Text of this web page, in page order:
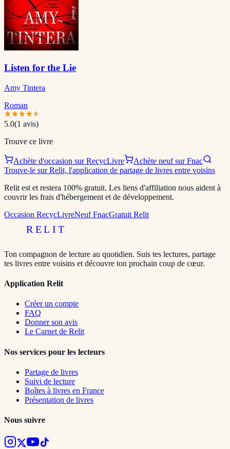
Listen for the Lie
Amy Tintera
Roman
5.0(1 avis)
Trouve ce livre
Achète d'occasion sur RecycLivre
Achète neuf sur Fnac
Trouve-le sur Relit, l'application de partage de livres entre voisins
Relit est et restera 100% gratuit. Les liens d'affiliation nous aident à
couvrir les frais d'hébergement et de développement.
Occasion RecycLivreNeuf FnacGratuit Relit
RELIT
Ton compagnon de lecture au quotidien. Suis tes lectures, partage
tes livres entre voisins et découvre ton prochain coup de cœur.
Application Relit
Créer un compte
FAQ
Donner son avis
Le Carnet de Relit
Nos services pour les lecteurs
Partage de livres
Suivi de lecture
Boîtes à livres en France
Présentation de livres
Nous suivre